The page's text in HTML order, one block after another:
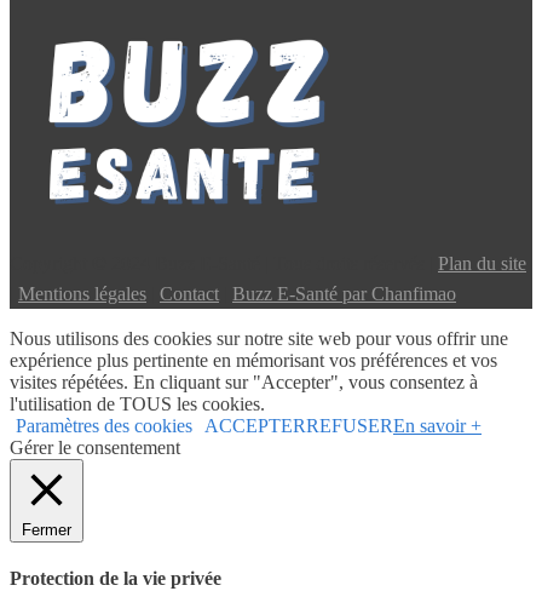
Plan du site
Mentions légales Contact Buzz E-Santé par Chanfimao
Nous utilisons des cookies sur notre site web pour vous offrir une
expérience plus pertinente en mémorisant vos préférences et vos
visites répétées. En cliquant sur "Accepter", vous consentez à
l'utilisation de TOUS les cookies.
Paramètres des cookies
ACCEPTERREFUSEREn savoir +
Gérer le consentement
Fermer
Protection de la vie privée